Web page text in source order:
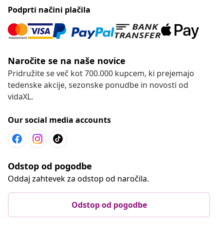
Podprti načini plačila
Naročite se na naše novice
Pridružite se več kot 700.000 kupcem, ki prejemajo
tedenske akcije, sezonske ponudbe in novosti od
vidaXL.
Our social media accounts
Odstop od pogodbe
Oddaj zahtevek za odstop od naročila.
Odstop od pogodbe